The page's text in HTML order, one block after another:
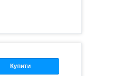
Купити